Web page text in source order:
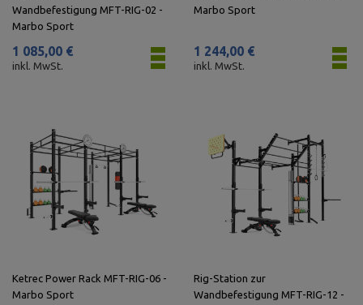
Wandbefestigung MFT-RIG-02 -
Marbo Sport
1 085,00 €
inkl. MwSt.
Marbo Sport
1 244,00 €
inkl. MwSt.
Ketrec Power Rack MFT-RIG-06 -
Marbo Sport
Rig-Station zur
Wandbefestigung MFT-RIG-12 -